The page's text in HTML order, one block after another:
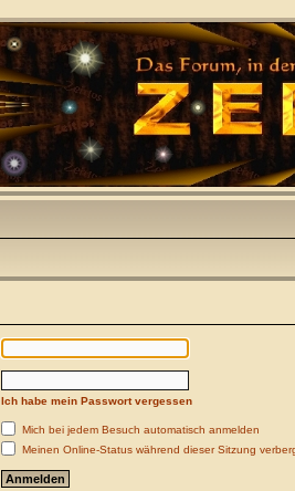
Ich habe mein Passwort vergessen
Mich bei jedem Besuch automatisch anmelden
Meinen Online-Status während dieser Sitzung